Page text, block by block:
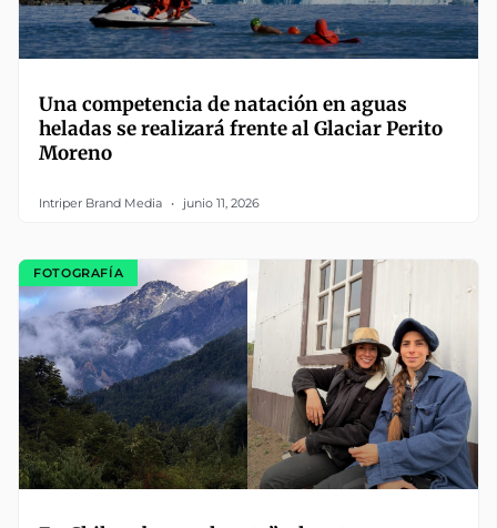
Una competencia de natación en aguas
heladas se realizará frente al Glaciar Perito
Moreno
Intriper Brand Media junio 11, 2026
FOTOGRAFÍA